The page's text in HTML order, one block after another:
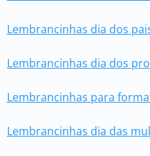
Lembrancinhas dia dos
Lembrancinhas dia dos
Lembrancinhas para
Lembrancinhas dia das